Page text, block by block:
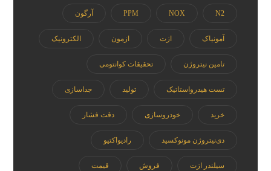
N2
NOX
PPM آرگون
آمونیاک ازت ازمون الکترونیک
تامین نیتروژن تحقیقات کوانتومی
تست هیدرواستاتیک تولید جداسازی
خرید خودروسازی دقت فشار
دی‌نیتروژن مونوکسید رادیواکتیو
سیلندر ازت فروش قیمت